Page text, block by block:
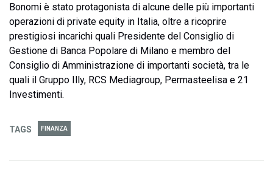
Bonomi è stato protagonista di alcune delle più importanti
operazioni di private equity in Italia, oltre a ricoprire
prestigiosi incarichi quali Presidente del Consiglio di
Gestione di Banca Popolare di Milano e membro del
Consiglio di Amministrazione di importanti società, tra le
quali il Gruppo Illy, RCS Mediagroup, Permasteelisa e 21
Investimenti.
TAGS FINANZA